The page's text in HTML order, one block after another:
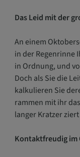
Das Leid mit der
An einem
in der Regenrinne
in Ordnung, und
Doch als Sie die
kalkulieren Sie
rammen mit ihr
langer Kratzer
Kontaktfreudig im